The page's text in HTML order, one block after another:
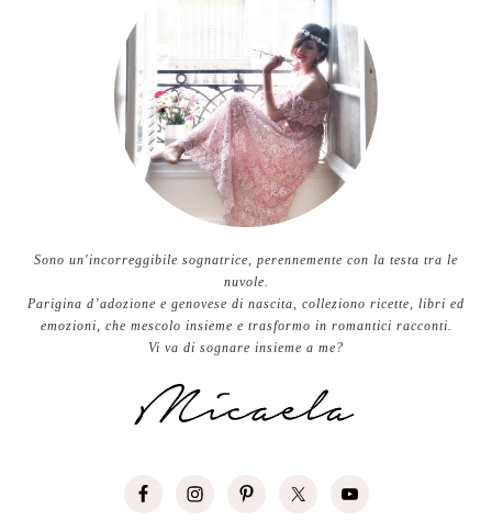
Sono un'incorreggibile sognatrice, perennemente con la testa tra le
nuvole.
Parigina d’adozione e genovese di nascita, colleziono ricette, libri ed
emozioni, che mescolo insieme e trasformo in romantici racconti.
Vi va di sognare insieme a me?